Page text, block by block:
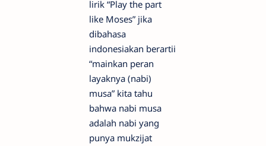
lirik “Play the part
like Moses” jika
dibahasa
indonesiakan berartii
“mainkan peran
layaknya (nabi)
musa” kita tahu
bahwa nabi musa
adalah nabi yang
punya mukzijat